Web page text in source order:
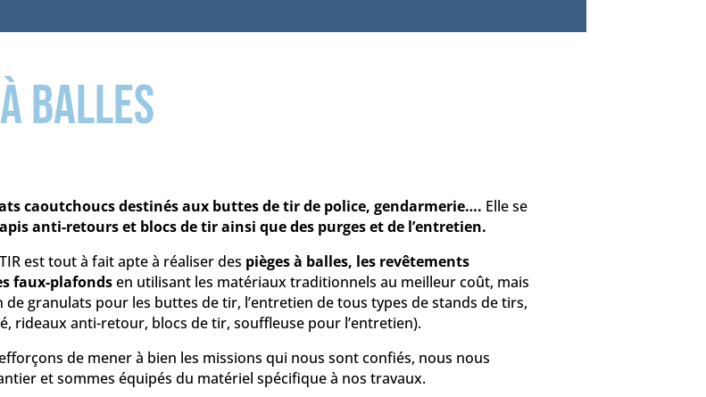
balles
caoutchoucs destinés aux buttes de tir de police, gendarmerie…. Elle se
anti-retours et blocs de tir ainsi que des purges et de l’entretien.
est tout à fait apte à réaliser des pièges à balles, les revêtements
faux-plafondsen utilisant les matériaux traditionnels au meilleur coût, mais
granulats pour les buttes de tir, l’entretien de tous types de stands de tirs,
rideaux anti-retour, blocs de tir, souffleuse pour l’entretien).
de mener à bien les missions qui nous sont confiés, nous nous
et sommes équipés du matériel spécifique à nos travaux.